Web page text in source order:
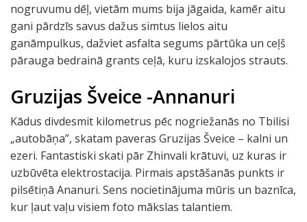
nogruvumu dēļ, vietām mums bija jāgaida, kamēr aitu
gani pārdzīs savus dažus simtus lielos aitu
ganāmpulkus, dažviet asfalta segums pārtūka un ceļš
pārauga bedrainā grants ceļā, kuru izskalojos strauts.
Gruzijas Šveice -Annanuri
Kādus divdesmit kilometrus pēc nogriežanās no Tbilisi
„autobāņa”, skatam paveras Gruzijas Šveice – kalni un
ezeri. Fantastiski skati pār Zhinvali krātuvi, uz kuras ir
uzbūvēta elektrostacija. Pirmais apstāšanās punkts ir
pilsētiņā Ananuri. Sens nocietinājuma mūris un baznīca,
kur ļaut vaļu visiem foto mākslas talantiem.